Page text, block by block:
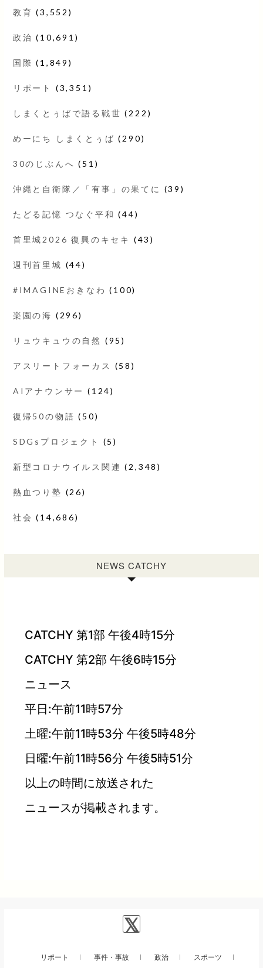
教育 (3,552)
政治 (10,691)
国際 (1,849)
リポート (3,351)
しまくとぅばで語る戦世 (222)
めーにち しまくとぅば (290)
30のじぶんへ (51)
沖縄と自衛隊／「有事」の果てに (39)
たどる記憶 つなぐ平和 (44)
首里城2026 復興のキセキ (43)
週刊首里城 (44)
#IMAGINEおきなわ (100)
楽園の海 (296)
リュウキュウの自然 (95)
アスリートフォーカス (58)
AIアナウンサー (124)
復帰50の物語 (50)
SDGsプロジェクト (5)
新型コロナウイルス関連 (2,348)
熱血つり塾 (26)
社会 (14,686)
NEWS CATCHY
CATCHY 第1部 午後4時15分
CATCHY 第2部 午後6時15分
ニュース
平日:午前11時57分
土曜:午前11時53分 午後5時48分
日曜:午前11時56分 午後5時51分
以上の時間に放送された
ニュースが掲載されます。
リポート 事件・事故 政治 スポーツ